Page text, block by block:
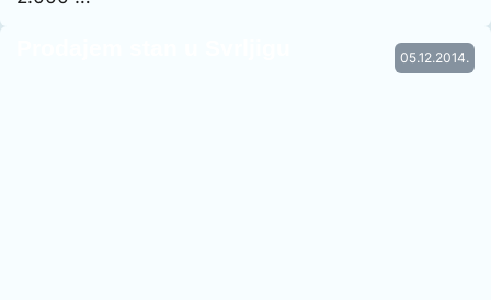
05.12.2014.